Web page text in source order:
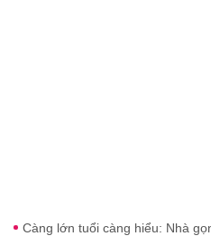
Càng lớn tuổi càng hiểu: Nhà